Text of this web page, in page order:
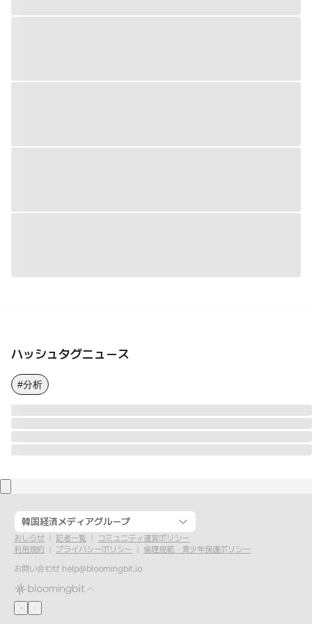
ハッシュタグニュース
#分析
韓国経済メディアグループ
おしらせ 記者一覧
コミュニティ運営ポリシー
利用規約
プライバシーポリシー
倫理規範・青少年保護ポリシー
お問い合わせ help@bloomingbit.io